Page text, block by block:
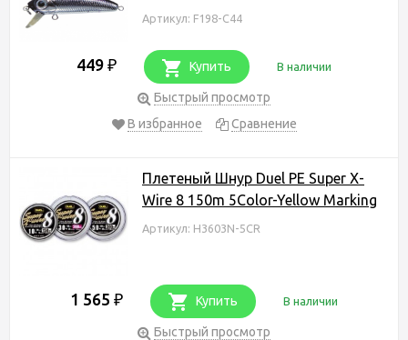
Артикул: F198-C44
449 ₽ Купить В наличии
Быстрый просмотр
В избранное
Сравнение
Плетеный Шнур Duel PE Super X-
Wire 8 150m 5Color-Yellow Marking
Артикул: H3603N-5CR
1 565 ₽ Купить В наличии
Быстрый просмотр